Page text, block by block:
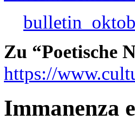
Zu “Poetische
https://
Immanenza